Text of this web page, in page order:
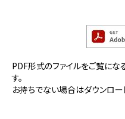
PDF形式のファイルをご覧に
す。
お持ちでない場合はダウンロー